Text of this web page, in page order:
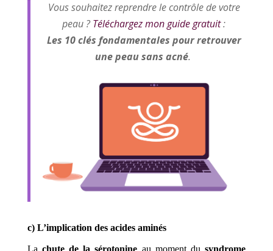
Vous souhaitez reprendre le contrôle de votre
peau ?Téléchargez mon guide gratuit:
Les 10 clés fondamentales pour retrouver
une peau sans acné.
c) L’implication des acides aminés